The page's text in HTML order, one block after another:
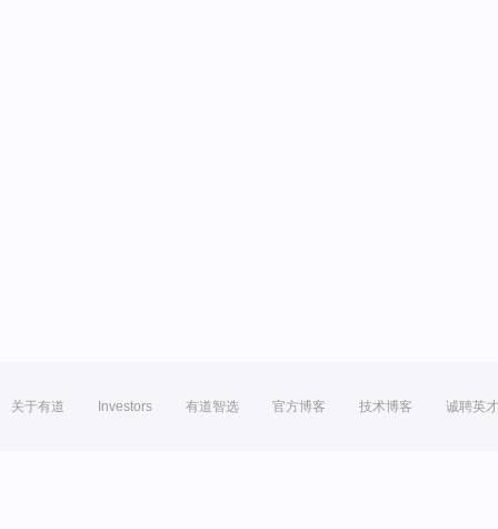
关于有道 Investors 有道智选 官方博客 技术博客 诚聘英才